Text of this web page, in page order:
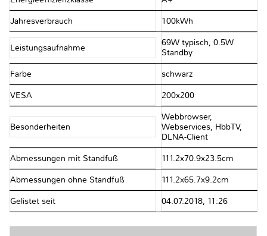
Jahresverbrauch 100kWh
Leistungsaufnahme
69W typisch, 0.5W
Standby
Farbe schwarz
VESA 200x200
Besonderheiten
Webbrowser,
Webservices, HbbTV,
DLNA-Client
Abmessungen mit Standfuß 111.2x70.9x23.5cm
Abmessungen ohne Standfuß 111.2x65.7x9.2cm
Gelistet seit 04.07.2018, 11:26